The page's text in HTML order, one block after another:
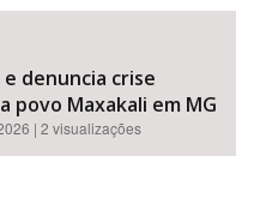
e denuncia crise
povo Maxakali em MG
| 2 visualizações